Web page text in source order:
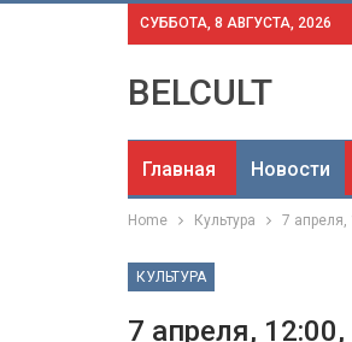
СУББОТА, 8 АВГУСТА, 2026
BELCULT
Главная Новости
Home Культура 7
КУЛЬТУРА
7 апреля,